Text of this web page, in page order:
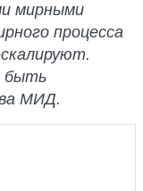
мирными
процесса
быть
МИД.